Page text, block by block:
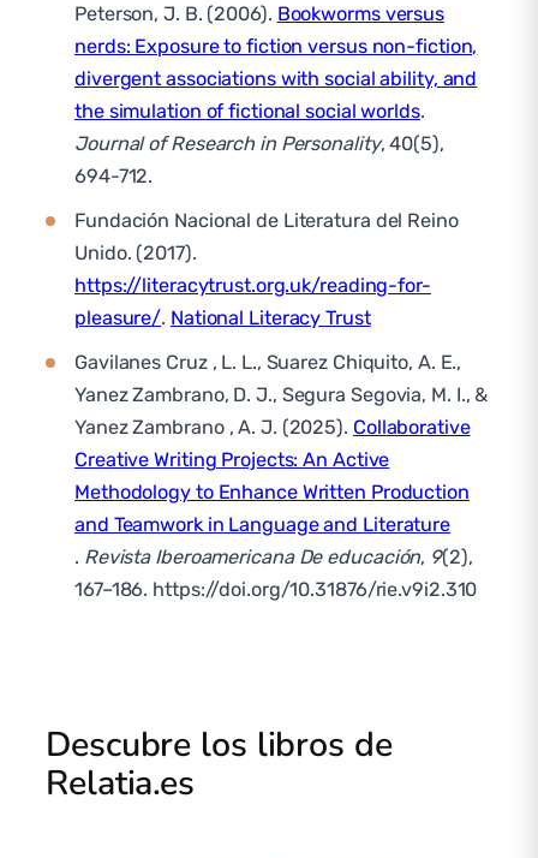
Peterson, J. B. (2006). Bookworms versus
nerds: Exposure to fiction versus non-fiction,
divergent associations with social ability, and
the simulation of fictional social worlds.
Journal of Research in Personality, 40(5),
694-712.
Fundación Nacional de Literatura del Reino
Unido. (2017).
https://literacytrust.org.uk/reading-for-
pleasure/. National Literacy Trust
Gavilanes Cruz , L. L., Suarez Chiquito, A. E.,
Yanez Zambrano, D. J., Segura Segovia, M. I., &
Yanez Zambrano , A. J. (2025). Collaborative
Creative Writing Projects: An Active
Methodology to Enhance Written Production
and Teamwork in Language and Literature
. Revista Iberoamericana De educación, 9(2),
167–186. https://doi.org/10.31876/rie.v9i2.310
Descubre los libros de
Relatia.es